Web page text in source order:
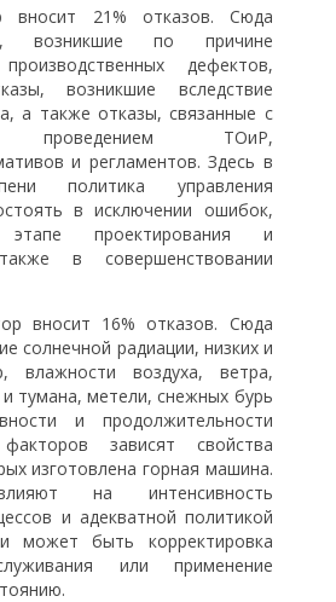
вносит 21% отказов. Сюда
возникшие по причине
дефектов,
возникшие вследствие
а также отказы, связанные с
проведением ТОиР,
и регламентов. Здесь в
политика управления
в исключении ошибок,
проектирования и
в совершенствовании
вносит 16% отказов. Сюда
солнечной радиации, низких и
влажности воздуха, ветра,
тумана, метели, снежных бурь
и продолжительности
зависят свойства
изготовлена горная машина.
на интенсивность
и адекватной политикой
может быть корректировка
или применение